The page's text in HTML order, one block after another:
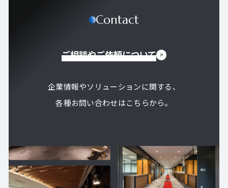
Contact
ご相談やご依頼について
企業情報やソリューションに関する、
各種お問い合わせはこちらから。